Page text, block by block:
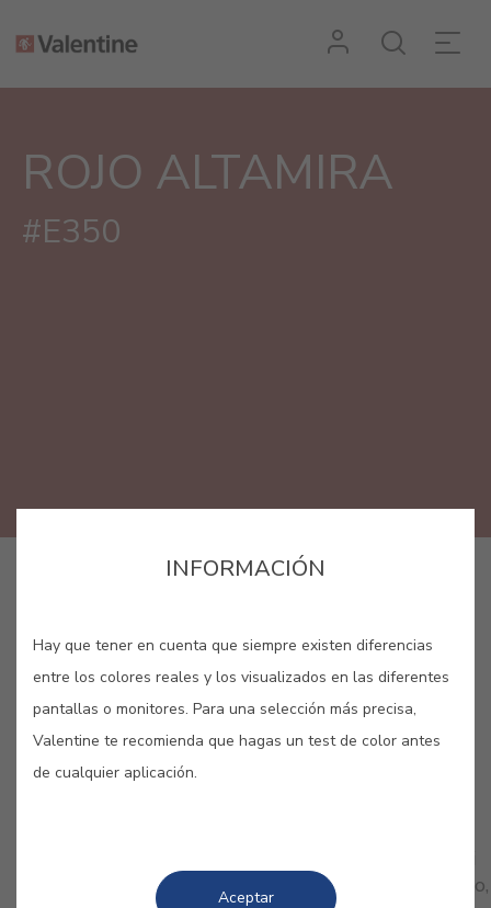
ROJO ALTAMIRA
#E350
con nuestra colección de rojos. Femenino, romántico,
INFORMACIÓN
Hay que tener en cuenta que siempre existen diferencias
entre los colores reales y los visualizados en las diferentes
pantallas o monitores. Para una selección más precisa,
Valentine te recomienda que hagas un test de color antes
de cualquier aplicación.
Aceptar